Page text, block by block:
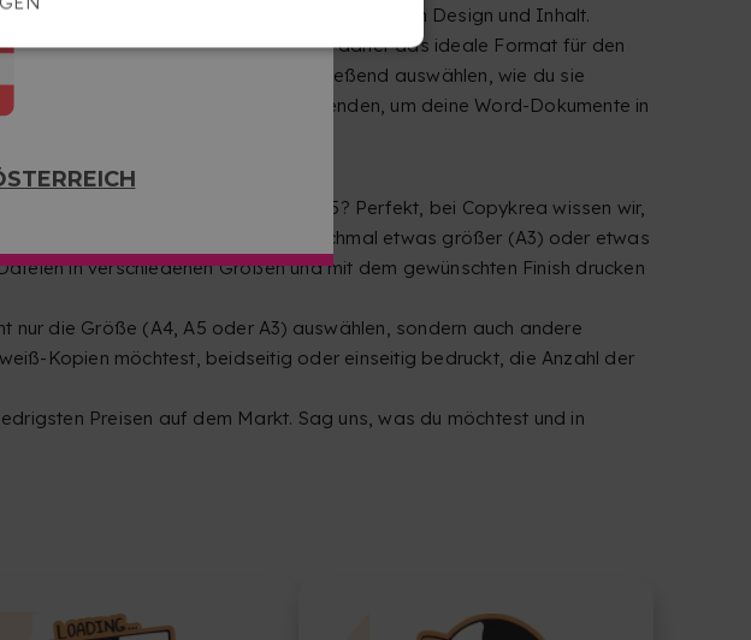
oder Probleme und unter Beibehaltung von Design und Inhalt.
geringer Größe umzuwandeln, ist daher das ideale Format für den
den Konfigurator ziehen und anschließend auswählen, wie du sie
du einen Online-Konverter verwenden, um deine Word-Dokumente in
Taschenkalender in A5? Perfekt, bei Copykrea wissen wir,
verwendet wird, es manchmal etwas größer (A3) oder etwas
in verschiedenen Größen und mit dem gewünschten Finish drucken
die Größe (A4, A5 oder A3) auswählen, sondern auch andere
Kopien möchtest, beidseitig oder einseitig bedruckt, die Anzahl der
Preisen auf dem Markt. Sag uns, was du möchtest und in